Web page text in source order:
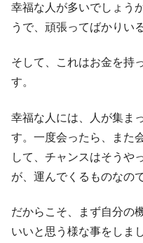
幸福な人が多いでしょう
うで、頑張ってばかりい
そして、これはお金を持
す。
幸福な人には、人が集ま
す。一度会ったら、また
して、チャンスはそうや
が、運んでくるものなの
だからこそ、まず自分の
いいと思う様な事をしま